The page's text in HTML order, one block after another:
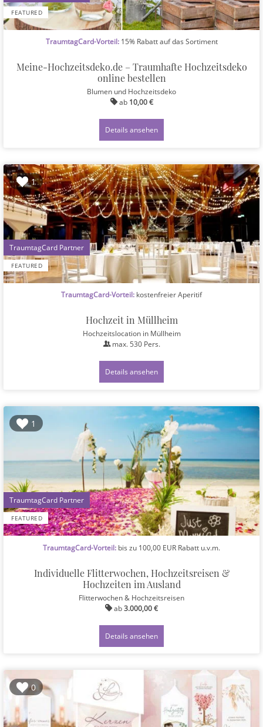
FEATURED
TraumtagCard-Vorteil:15% Rabatt auf das Sortiment
Meine-Hochzeitsdeko.de – Traumhafte Hochzeitsdeko
online bestellen
Blumen und Hochzeitsdeko
ab 10,00 €
Details ansehen
1
FEATURED
1
TraumtagCard-Vorteil: kostenfreier Aperitif
Hochzeit in Müllheim
Hochzeitslocation in Müllheim
max. 530Pers.
Details ansehen
1
FEATURED
1
TraumtagCard-Vorteil: bis zu 100,00 EUR Rabatt u.v.m.
Individuelle Flitterwochen, Hochzeitsreisen &
Hochzeiten im Ausland
Flitterwochen & Hochzeitsreisen
ab3.000,00 €
Details ansehen
0